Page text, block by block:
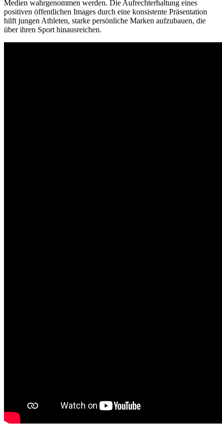
Medien wahrgenommen werden. Die Aufrechterhaltung eines
positiven öffentlichen Images durch eine konsistente Präsentation
hilft jungen Athleten, starke persönliche Marken aufzubauen, die
über ihren Sport hinausreichen.